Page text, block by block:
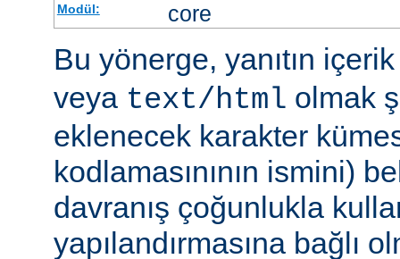
Modül: core
Bu yönerge, yanıtın
veya text/html olmak
eklenecek karakter
kodlamasınının ismini)
davranış çoğunlukla
yapılandırmasına bağlı